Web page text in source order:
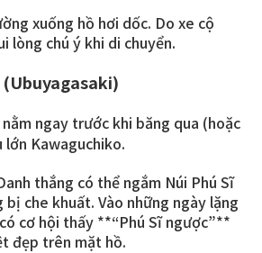
xuống hồ hơi dốc. Do xe cộ
lòng chú ý khi di chuyển.
ngay trước khi băng qua (hoặc
lớn Kawaguchiko.
thắng có thể ngắm Núi Phú Sĩ
bị che khuất. Vào những ngày lặng
cơ hội thấy **“Phú Sĩ ngược”**
đẹp trên mặt hồ.